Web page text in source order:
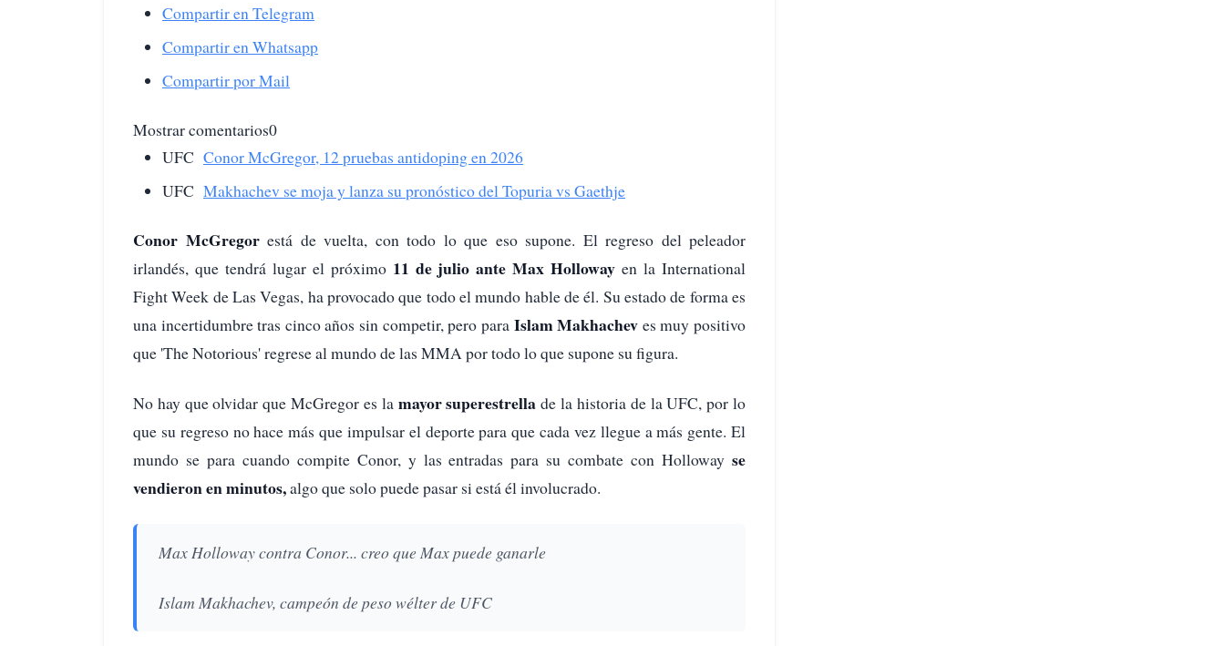
Compartir en Telegram
Compartir en Whatsapp
Compartir por Mail
Mostrar comentarios0
UFC Conor McGregor, 12 pruebas antidoping en 2026
UFC Makhachev se moja y lanza su pronóstico del Topuria vs Gaethje
Conor McGregor está de vuelta, con todo lo que eso supone. El regreso del peleador
irlandés, que tendrá lugar el próximo 11 de julio ante Max Holloway en la International
Fight Week de Las Vegas, ha provocado que todo el mundo hable de él. Su estado de forma es
una incertidumbre tras cinco años sin competir, pero paraIslam Makhachev es muy positivo
que 'The Notorious' regrese al mundo de las MMA por todo lo que supone su figura.
No hay que olvidar que McGregor es la mayor superestrella de la historia de la UFC, por lo
que su regreso no hace más que impulsar el deporte para que cada vez llegue a más gente. El
mundo se para cuando compite Conor, y las entradas para su combate con Holloway se
vendieron en minutos,algo que solo puede pasar si está él involucrado.
Max Holloway contra Conor... creo que Max puede ganarle
Islam Makhachev, campeón de peso wélter de UFC